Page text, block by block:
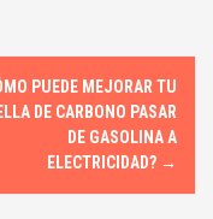
PUEDE MEJORAR TU
DE CARBONO PASAR
DE GASOLINA A
ELECTRICIDAD? →